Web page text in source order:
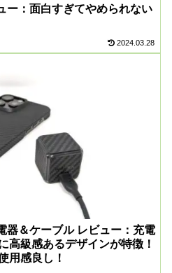
ー：面白すぎてやめられない
2024.03.28
器＆ケーブル レビュー：充電
高級感あるデザインが特徴！
用感良し！